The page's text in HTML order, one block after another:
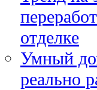
отделке
Умный
реально